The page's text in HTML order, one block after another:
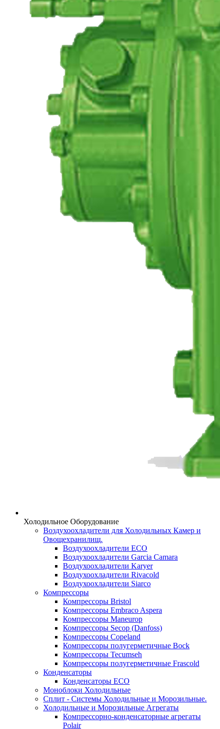
Холодильное Оборудование
Воздухоохладители для Холодильных Камер и
Овощехранилищ.
Воздухоохладители ECO
Воздухоохладители Garcia Camara
Воздухоохладители Karyer
Воздухоохладители Rivacold
Воздухоохладители Siarco
Компрессоры
Компрессоры Bristol
Компрессоры Embraco Aspera
Компрессоры Maneurop
Компрессоры Secop (Danfoss)
Компрессоры Copeland
Компрессоры полугерметичные Bock
Компрессоры Tecumseh
Компрессоры полугерметичные Frascold
Конденсаторы
Конденсаторы ECO
Моноблоки Холодильные
Сплит - Системы Холодильные и Морозильные.
Холодильные и Морозильные Агрегаты
Компрессорно-конденсаторные агрегаты
Polair